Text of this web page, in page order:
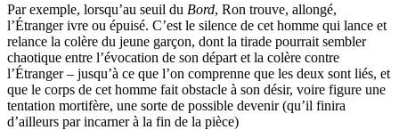
Par exemple, lorsqu’au seuil du Bord, Ron trouve, allongé,
l’Étranger ivre ou épuisé. C’est le silence de cet homme qui lance et
relance la colère du jeune garçon, dont la tirade pourrait sembler
chaotique entre l’évocation de son départ et la colère contre
l’Étranger – jusqu’à ce que l’on comprenne que les deux sont liés, et
que le corps de cet homme fait obstacle à son désir, voire figure une
tentation mortifère, une sorte de possible devenir (qu’il finira
d’ailleurs par incarner à la fin de la pièce)